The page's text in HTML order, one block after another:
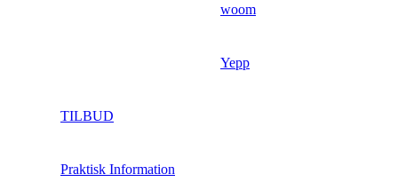
woom
Yepp
TILBUD
Praktisk Information